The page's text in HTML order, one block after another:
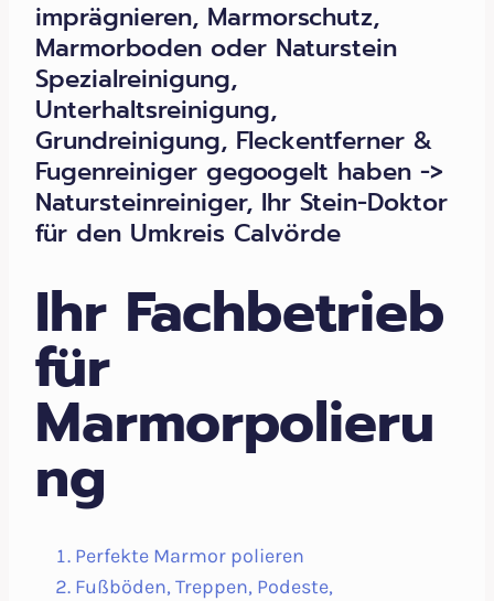
imprägnieren, Marmorschutz,
Marmorboden oder Naturstein
Spezialreinigung,
Unterhaltsreinigung,
Grundreinigung, Fleckentferner &
Fugenreiniger gegoogelt haben ->
Natursteinreiniger, Ihr Stein-Doktor
für den Umkreis Calvörde
Ihr Fachbetrieb
für
Marmorpolieru
ng
Perfekte Marmor polieren
Fußböden, Treppen, Podeste,